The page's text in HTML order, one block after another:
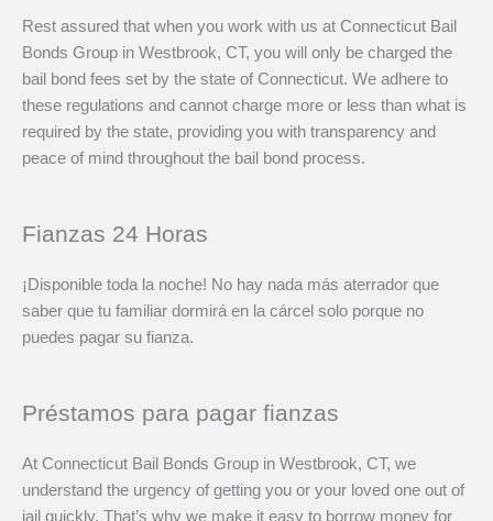
Rest assured that when you work with us at Connecticut Bail
Bonds Group in Westbrook, CT, you will only be charged the
bail bond fees set by the state of Connecticut. We adhere to
these regulations and cannot charge more or less than what is
required by the state, providing you with transparency and
peace of mind throughout the bail bond process.
Fianzas 24 Horas
¡Disponible toda la noche! No hay nada más aterrador que
saber que tu familiar dormirá en la cárcel solo porque no
puedes pagar su fianza.
Préstamos para pagar fianzas
At Connecticut Bail Bonds Group in Westbrook, CT, we
understand the urgency of getting you or your loved one out of
jail quickly. That’s why we make it easy to borrow money for